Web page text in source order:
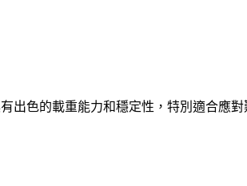
出色的載重能力和穩定性，特別適合應